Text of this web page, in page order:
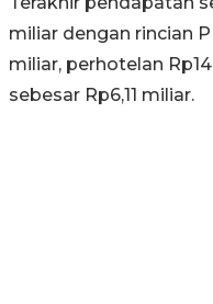
miliar dengan rincian
miliar, perhotelan
sebesar Rp6,11 miliar.